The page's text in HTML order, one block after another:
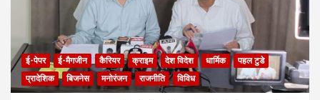
ई-पेपर ई-मैगजीन कैरियर क्राइम देश विदेश धार्मिक
पहल टुडे
प्रादेशिक
बिजनेस मनोरंजन राजनीति विविध